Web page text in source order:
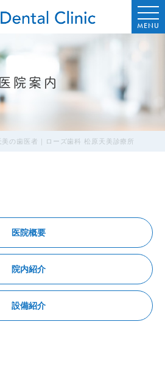
MENU
医院案内
の歯医者｜ローズ歯科 松原天美診療所
医院概要
院内紹介
設備紹介